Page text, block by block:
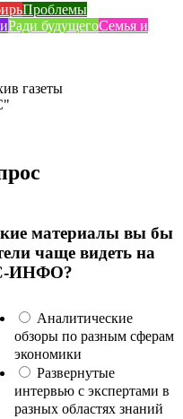
Проблемы
Ради будущегоСемья и
газеты
материалы вы бы
чаще видеть на
ИНФО?
Аналитические
обзоры по разным сферам
экономики
Развернутые
интервью с экспертами в
разных областях знаний